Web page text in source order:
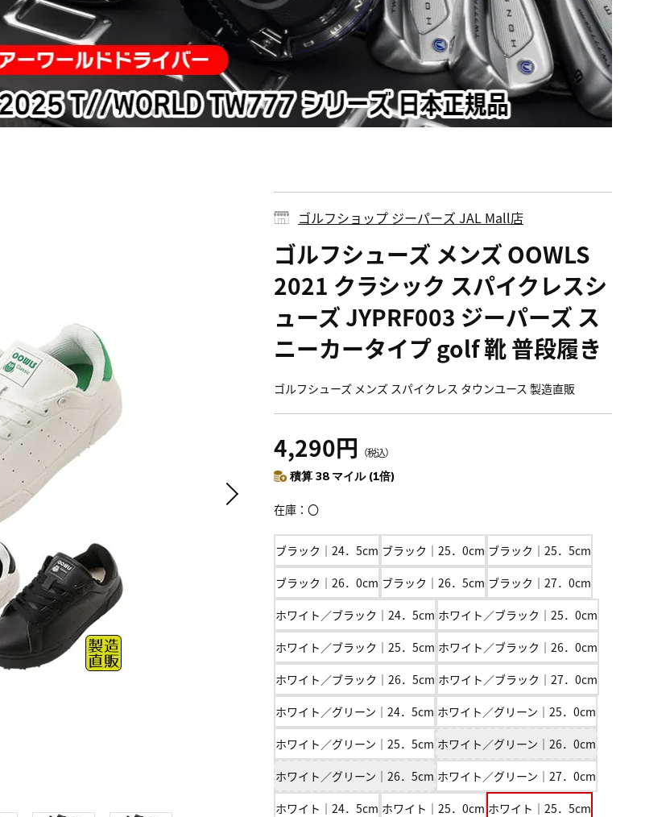
ゴルフショップ ジーパーズ JAL Mall店
ゴルフシューズ メンズ OOWLS
2021 クラシック スパイクレスシ
ューズ JYPRF003 ジーパーズ ス
ニーカータイプ golf 靴 普段履き
ゴルフシューズ メンズ スパイクレス タウンユース 製造直販
4,290円 （税込）
積算 38 マイル (1倍)
在庫 〇
ブラック｜24．5cm ブラック｜25．0cm ブラック｜25．5cm
ブラック｜26．0cm ブラック｜26．5cm ブラック｜27．0cm
ホワイト／ブラック｜24．5cm ホワイト／ブラック｜25．0cm
ホワイト／ブラック｜25．5cm ホワイト／ブラック｜26．0cm
ホワイト／ブラック｜26．5cm ホワイト／ブラック｜27．0cm
ホワイト／グリーン｜24．5cm ホワイト／グリーン｜25．0cm
ホワイト／グリーン｜25．5cm ホワイト／グリーン｜26．0cm
ホワイト／グリーン｜26．5cm ホワイト／グリーン｜27．0cm
ホワイト｜24．5cm ホワイト｜25．0cm ホワイト｜25．5cm